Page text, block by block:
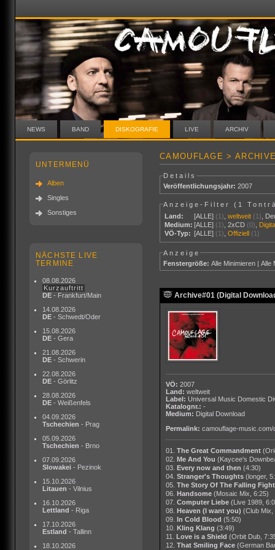
NEWS BAND DISKOGRAFIE LIVE ARCHIV
UNTERMENÜ
Alben
Singles
Sonstiges
NÄCHSTE LIVE
TERMINE
08.08.2026
Kurzauftritt
DE - Frankfurt/Main
14.08.2026
DE - Schwedt/Oder
15.08.2026
DE - Gera
21.08.2026
DE - Schwerin
22.08.2026
DE - Görlitz
28.08.2026
DE - Weißenfels
04.09.2026
Tschechien - Prag
05.09.2026
Tschechien - Brno
07.09.2026
Slowakei - Pezinok
15.10.2026
Litauen - Vilnius
16.10.2026
Lettland - Riga
17.10.2026
Estland - Tallinn
18.10.2026
CAMOUFLAGE >
Details
Veröffentlichungsjahr: 2007
Anzeige-Filter ( 1
Land:
[ALLE] (1) ,weltweit (1)
Medium: [ALLE] (1) ,2xCD (0)
VÖ-Typ: [ALLE] (1) ,Offiziell (1)
Anzeige
Fenstergröße: Alle Minimieren |Alle
Archive#01 (Digital
VÖ: 2007
Land: weltweit
Label: Universal Music Domestic
Katalognr.: -
Medium: Digital Download
Permalink: camouflage-music.com/
01. The Great Commandment
02.
Me And You (Kaycee's
03.
Every now and then (4:30)
04. Stranger's Thoughts (longer,
05. The Story Of The Falling
06.
Handsome (Mosaic Mix, 6:25)
07. Computer Liebe (Live 1989,
08.
Heaven (I want you) (Club Mix,
09.
In Cold Blood (5:50)
10.
Kling Klang (3:49)
11.
Love is a Shield (Orbit Dub,
12. That Smiling Face (German